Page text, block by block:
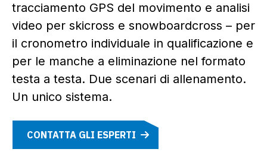
tracciamento GPS del movimento e analisi
video per skicross e snowboardcross – per
il cronometro individuale in qualificazione e
per le manche a eliminazione nel formato
testa a testa. Due scenari di allenamento.
Un unico sistema.
CONTATTA GLI ESPERTI